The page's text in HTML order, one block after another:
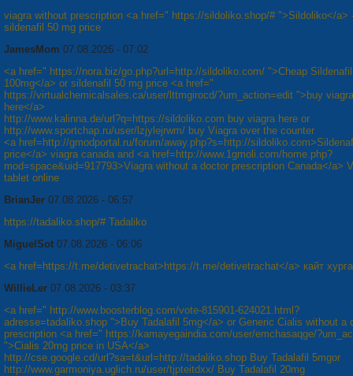
viagra without prescription <a href=" https://sildoliko.shop/# ">Sildoliko</a>
sildenafil 50 mg price
JamesMom 07.08.2026 - 07:02
<a href=" https://nora.biz/go.php?url=http://sildoliko.com/ ">Cheap Sildenafil
100mg</a> or sildenafil 50 mg price <a href="
https://virtualchemicalsales.ca/user/lttmgirocd/?um_action=edit ">buy viagra
here</a>
http://www.kalinna.de/url?q=https://sildoliko.com buy viagra here or
http://www.sportchap.ru/user/lzjylejrwm/ buy Viagra over the counter
<a href=http://gmodportal.ru/forum/away.php?s=http://
price</a> viagra canada and <a href=http://www.1gmoli.com/home.php?
mod=space&uid=917793>Viagra without a doctor prescription Canada</a>
tablet online
BrianJer 07.08.2026 - 06:57
https://tadaliko.shop/# Tadaliko
MiguelSot 07.08.2026 - 06:06
<a href=https://t.me/detivetrachat>https://t.me/detivetrachat</a> кайт
WillieLer 07.08.2026 - 03:37
<a href=" http://www.boosterblog.com/vote-815901-624021.html?
adresse=tadaliko.shop ">Buy Tadalafil 5mg</a> or Generic Cialis without a
prescription <a href=" https://kamayegaindia.com/user/emchasaqge/
">Cialis 20mg price in USA</a>
http://cse.google.cd/url?sa=t&url=http://tadaliko.shop Buy Tadalafil 5mgor
http://www.garmoniya.uglich.ru/user/tjpteitdxx/ Buy Tadalafil 20mg